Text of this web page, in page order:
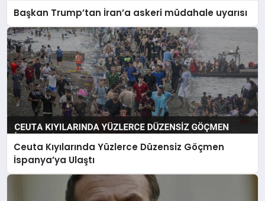
Başkan Trump’tan İran’a askeri müdahale uyarısı
Ceuta Kıyılarında Yüzlerce Düzensiz Göçmen
İspanya’ya Ulaştı